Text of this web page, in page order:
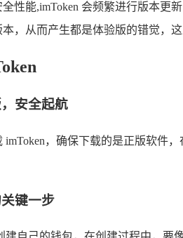
性能,imToken 会频繁进行版本
，从而产生都是体验版的错觉，
安全起航
imToken，确保下载的是正版软件
键一步